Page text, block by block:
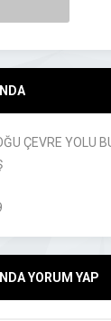
ÇEVRE YOLU
YORUM YAP